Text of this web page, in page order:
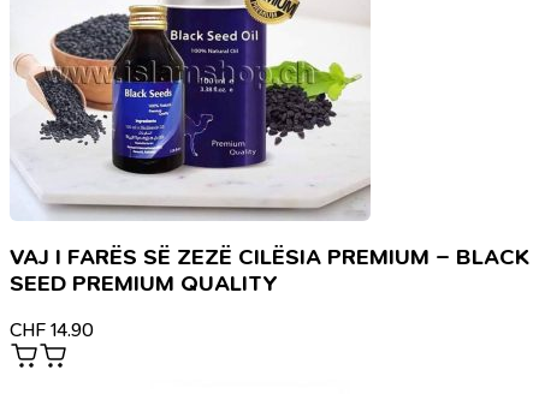
VAJ I FARËS SË ZEZË CILËSIA PREMIUM – BLACK
SEED PREMIUM QUALITY
CHF 14.90